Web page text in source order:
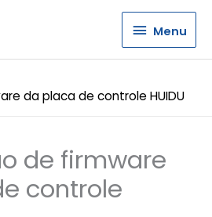
Menu
Menu
da placa de controle HUIDU
de firmware
controle